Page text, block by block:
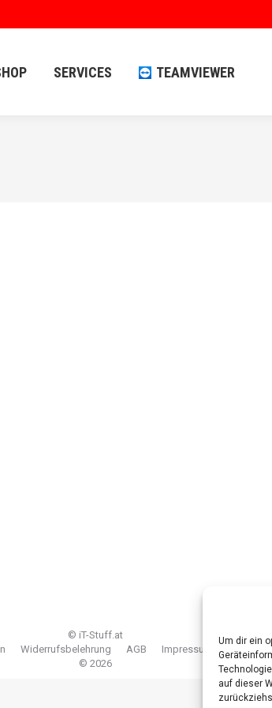
Um dir ein
auf dieser
SERVICES TEAMVIEWER
© iT-Stuff.at
Widerrufsbelehrung AGB Impressum
Cookie-
© 2026